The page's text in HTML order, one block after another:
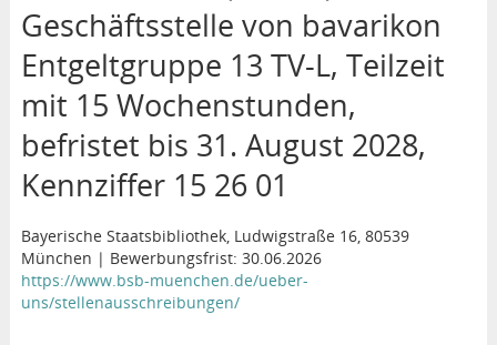
Geschäftsstelle von bavarikon
Entgeltgruppe 13 TV-L, Teilzeit
mit 15 Wochenstunden,
befristet bis 31. August 2028,
Kennziffer 15 26 01
Bayerische Staatsbibliothek, Ludwigstraße 16, 80539
München | Bewerbungsfrist: 30.06.2026
https://www.bsb-muenchen.de/ueber-
uns/stellenausschreibungen/